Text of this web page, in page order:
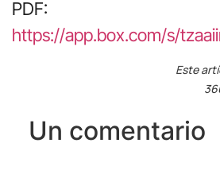
PDF:
https://app.box.com/s/
Este
Un comentario